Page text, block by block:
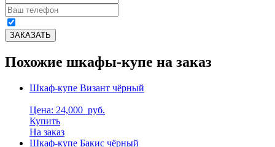
Похожие шкафы-купе на заказ
Шкаф-купе Визант чёрный
Цена: 24,000 руб.
Купить
На заказ
Шкаф-купе Бакис чёрный